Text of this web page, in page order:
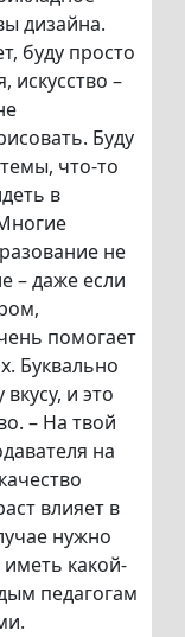
дизайна.
буду просто
искусство –
Буду
что-то
в
не
– даже если
помогает
Буквально
и это
– На твой
на
влияет в
нужно
какой-
педагогам